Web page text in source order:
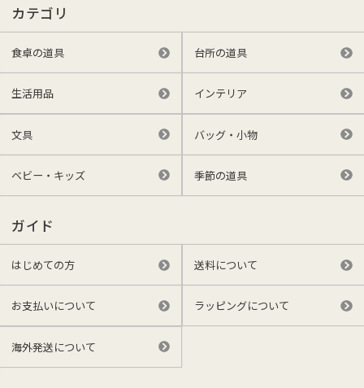
カテゴリ
食卓の道具 台所の道具
生活用品 インテリア
文具 バッグ・小物
ベビー・キッズ 季節の道具
ガイド
はじめての方 送料について
お支払いについて ラッピングについて
海外発送について